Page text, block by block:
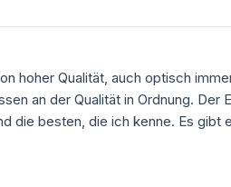
hoher Qualität, auch optisch
an der Qualität in Ordnung. Der
die besten, die ich kenne. Es gibt